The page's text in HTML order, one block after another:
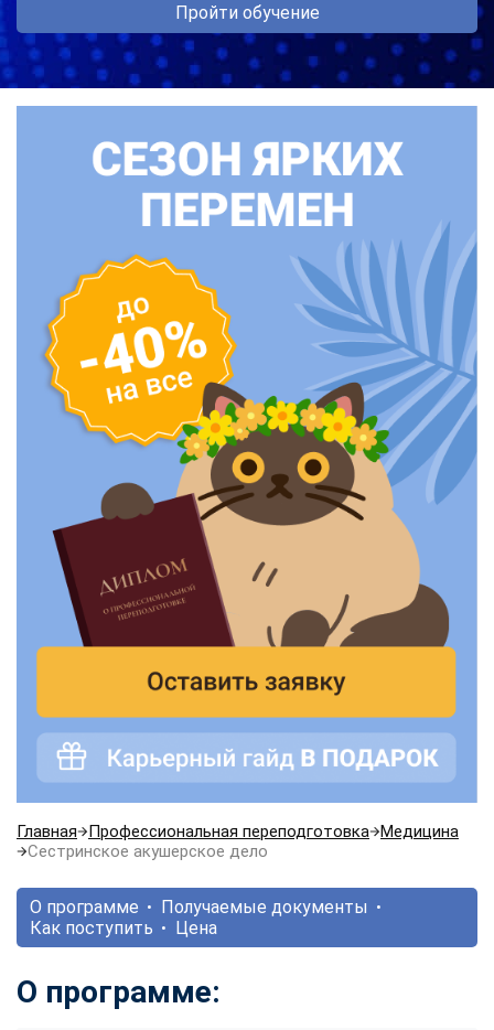
Пройти обучение
Главная Профессиональная переподготовка Медицина
Сестринское акушерское дело
О программе
Получаемые документы
Как поступить
Цена
О программе: